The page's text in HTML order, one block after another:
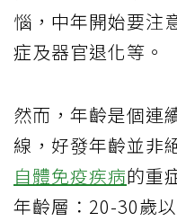
惱，中年開始要注
症及器官退化等。
然而，年齡是個連
線，好發年齡並非
自體免疫疾病的重
年齡層：20-30歲